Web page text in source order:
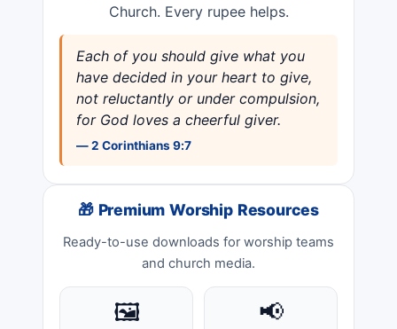
Church. Every rupee helps.
Each of you should give what you
have decided in your heart to give,
not reluctantly or under compulsion,
for God loves a cheerful giver.
— 2 Corinthians 9:7
🎁 Premium Worship Resources
Ready-to-use downloads for worship teams
and church media.
🖼️ 📢